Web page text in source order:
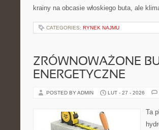
krainy na obcasie włoskiego buta, ale
CATEGORIES: RYNEK NAJMU
ZRÓWNOWAŻONE
ENERGETYCZNE
POSTED BY ADMIN LUT - 27 - 2026
Ta